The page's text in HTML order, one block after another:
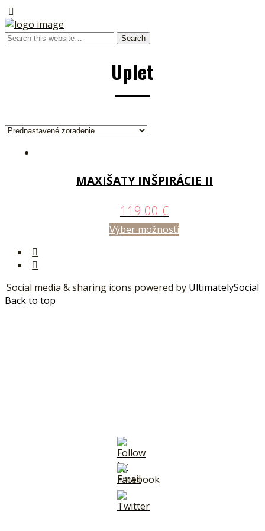
Uplet
MAXIŠATY INŠPIRÁCIE II
119.00 €
Výber možností
Social media & sharing icons powered by UltimatelySocial
Back to top